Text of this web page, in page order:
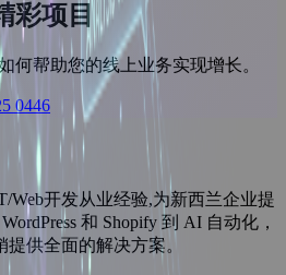
彩项目
何帮助您的线上业务实现增长。
0446
Web开发从业经验,为新西兰企业提
和 Shopify 到 AI 自动化，
提供全面的解决方案。